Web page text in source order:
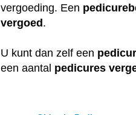
vergoeding. Een
vergoed .
U kunt dan zelf een
een aantal pedicures